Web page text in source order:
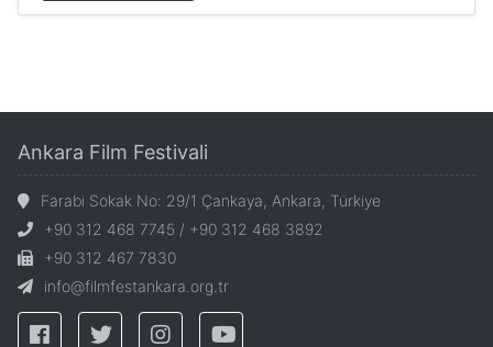
Ankara Film Festivali
Farabi Sokak No: 29/1 Çankaya, Ankara, Türkiye
+90 312 468 7745 / +90 312 468 3892
+90 312 467 7830
info@filmfestankara.org.tr